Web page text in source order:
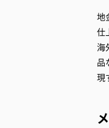
地
仕
海
品
現